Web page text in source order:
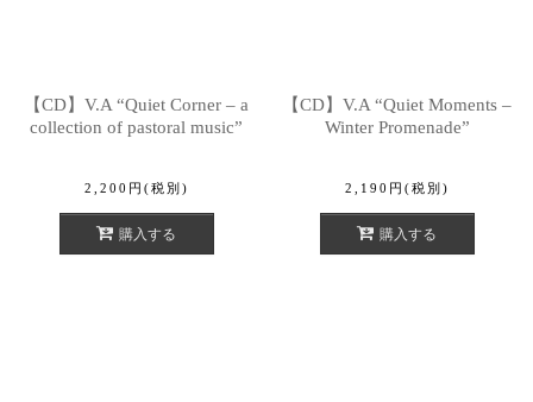
【CD】V.A “Quiet Corner – a
collection of pastoral music”
2,200 円 (税別)
購入する
【CD】V.A “Quiet Moments –
Winter Promenade”
2,190 円 (税別)
購入する